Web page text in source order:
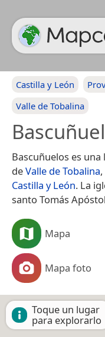
Castilla y León
Valle de Tobalina
Bascuñuelos es
deValle de Tobalina
Castilla y León. La
santo Tomás
Mapa
Mapa foto
Toque un lugar
para explorarlo